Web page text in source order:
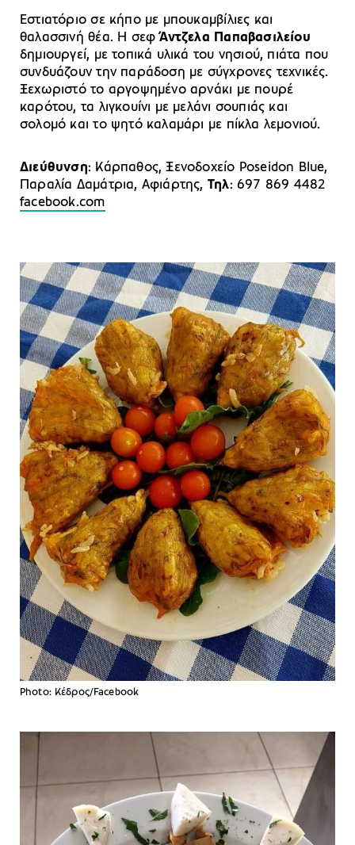
Εστιατόριο σε κήπο με μπουκαμβίλιες και
θαλασσινή θέα. Η σεφΆντζελα Παπαβασιλείου
δημιουργεί, με τοπικά υλικά του νησιού, πιάτα που
συνδυάζουν την παράδοση με σύγχρονες τεχνικές.
Ξεχωριστό το αργοψημένο αρνάκι με πουρέ
καρότου, τα λιγκουίνι με μελάνι σουπιάς και
σολομό και το ψητό καλαμάρι με πίκλα λεμονιού.
Διεύθυνση: Κάρπαθος, Ξενοδοχείο Poseidon Blue,
Παραλία Δαμάτρια, Αφιάρτης, Τηλ: 697 869 4482
facebook.com
Photo: Κέδρος/Facebook